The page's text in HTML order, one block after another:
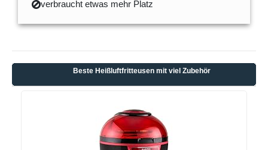
verbraucht etwas mehr Platz
Beste Heißluftfritteusen mit viel Zubehör